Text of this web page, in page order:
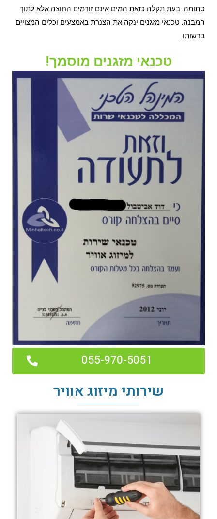
סתומה. בעת תקלה כזאת המים אינם זורמים החוצה אלא לתוך
המבנה. טכנאי מזגנים ינקה את הצנרת באמצעים וכלים המצויים
ברשותו.
טכנאי מזגנים מוסמך!
055-970-5051
שירותי מיזוג אוויר